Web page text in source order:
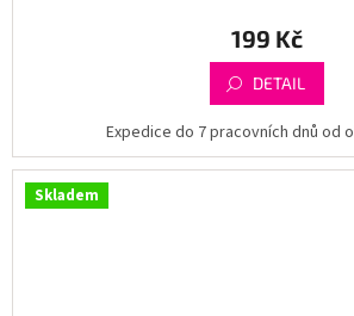
199 Kč
DETAIL
Expedice do 7 pracovních dnů od
Skladem